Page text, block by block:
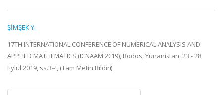
ŞİMŞEK Y.
17TH INTERNATIONAL CONFERENCE OF NUMERICAL ANALYSIS AND
APPLIED MATHEMATICS (ICNAAM 2019), Rodos, Yunanistan, 23 - 28
Eylül 2019, ss.3-4, (Tam Metin Bildiri)